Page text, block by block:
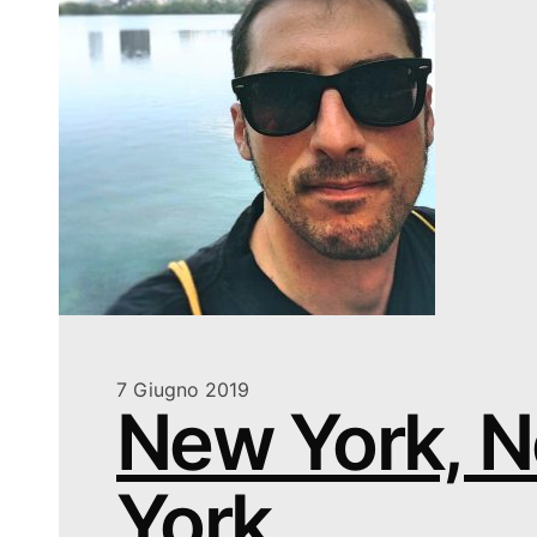
7 Giugno 2019
New York,